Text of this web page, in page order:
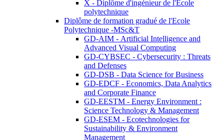
X - Diplôme d'ingénieur de l'Ecole
polytechnique
Diplôme de formation gradué de l'Ecole
Polytechnique -MSc&T
GD-AIM - Artificial Intelligence and
Advanced Visual Computing
GD-CYBSEC - Cybersecurity : Threats
and Defenses
GD-DSB - Data Science for Business
GD-EDCF - Economics, Data Analytics
and Corporate Finance
GD-EESTM - Energy Environment :
Science Technology & Management
GD-ESEM - Ecotechnologies for
Sustainability & Environment
Management